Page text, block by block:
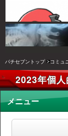
パチセブントップ コミュ
2023年個
メニュー